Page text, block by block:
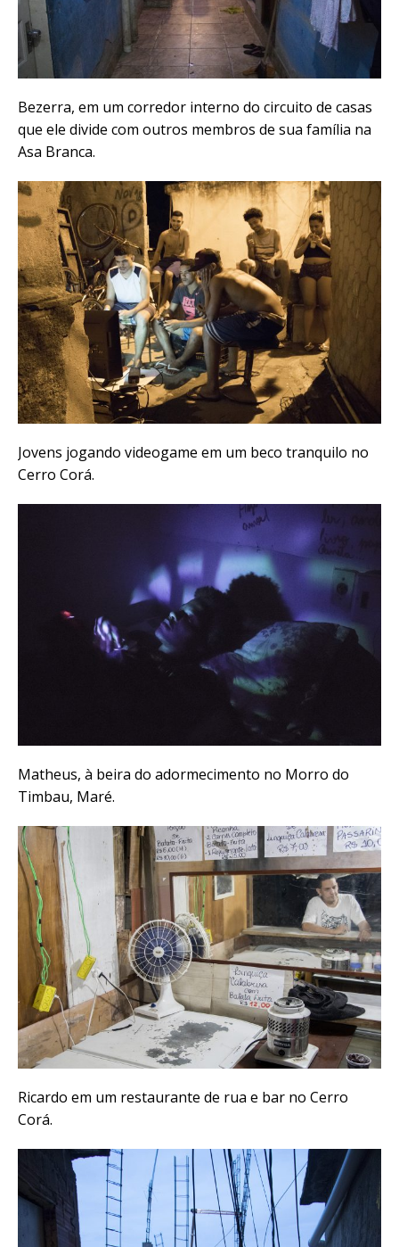
Bezerra, em um corredor interno do circuito de casas
que ele divide com outros membros de sua família na
Asa Branca.
Jovens jogando videogame em um beco tranquilo no
Cerro Corá.
Matheus, à beira do adormecimento no Morro do
Timbau, Maré.
Ricardo em um restaurante de rua e bar no Cerro
Corá.